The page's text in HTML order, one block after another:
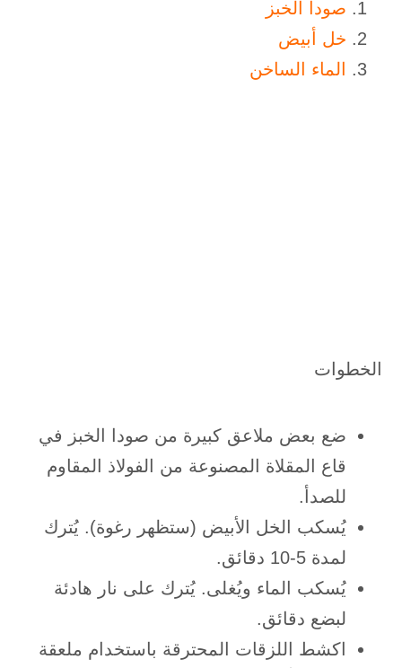
صودا الخبز
خل أبيض
الماء الساخن
الخطوات
ضع بعض ملاعق كبيرة من صودا الخبز في
قاع المقلاة المصنوعة من الفولاذ المقاوم
للصدأ.
يُسكب الخل الأبيض (ستظهر رغوة). يُترك
لمدة 5-10 دقائق.
يُسكب الماء ويُغلى. يُترك على نار هادئة
لبضع دقائق.
اكشط اللزقات المحترقة باستخدام ملعقة